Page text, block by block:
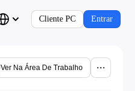
Cliente PC Entrar
Ver Na Área De Trabalho